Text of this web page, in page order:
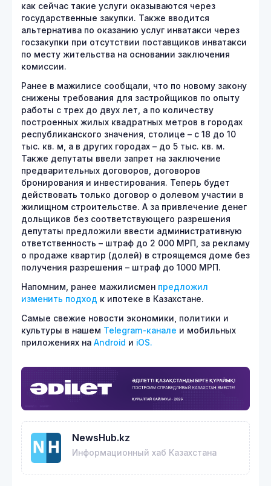
как сейчас такие услуги оказываются через
государственные закупки. Также вводится
альтернатива по оказанию услуг инватакси через
госзакупки при отсутствии поставщиков инватакси
по месту жительства на основании заключения
комиссии.
Ранее в мажилисе сообщали, что по новому закону
снижены требования для застройщиков по опыту
работы с трех до двух лет, а по количеству
построенных жилых квадратных метров в городах
республиканского значения, столице – с 18 до 10
тыс. кв. м, а в других городах – до 5 тыс. кв. м.
Также депутаты ввели запрет на заключение
предварительных договоров, договоров
бронирования и инвестирования. Теперь будет
действовать только договор о долевом участии в
жилищном строительстве. А за привлечение денег
дольщиков без соответствующего разрешения
депутаты предложили ввести административную
ответственность – штраф до 2 000 МРП, за рекламу
о продаже квартир (долей) в строящемся доме без
получения разрешения – штраф до 1000 МРП.
Напомним, ранее мажилисмен предложил
изменить подход к ипотеке в Казахстане.
Самые свежие новости экономики, политики и
культуры в нашем Telegram-канале и мобильных
приложениях на Android и iOS.
NewsHub.kz
Информационный хаб Казахстана